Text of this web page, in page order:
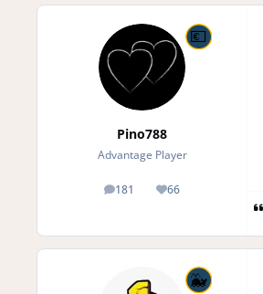
Pino788
Advantage Player
181
posts 66
Reputation